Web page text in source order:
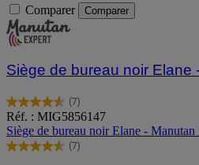
Comparer Comparer
Siège de bureau noir Elane
(7)
4.6
sur
5
étoiles.
Réf. : MIG5856147
Siège de bureau noir Elane - Manutan
(7)
4.6